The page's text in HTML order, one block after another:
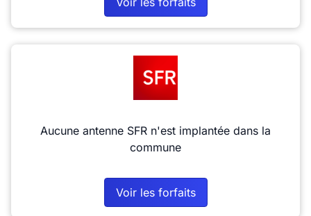
Aucune antenne SFR n'est implantée dans la
commune
Voir les forfaits